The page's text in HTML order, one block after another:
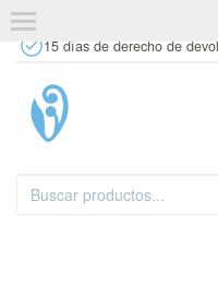
15 días de derecho de